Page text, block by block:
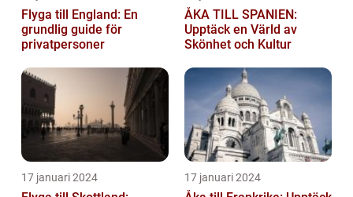
Flyga till England: En
grundlig guide för
privatpersoner
ÅKA TILL SPANIEN:
Upptäck en Värld av
Skönhet och Kultur
17 januari 2024 17 januari 2024